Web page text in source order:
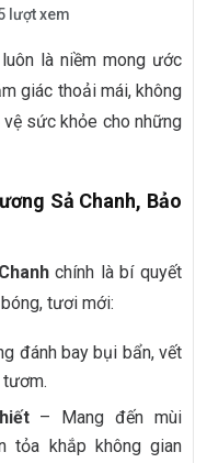
lượt xem
là niềm mong ước
giác thoải mái, không
sức khỏe cho những
Sả Chanh, Bảo
chính là bí quyết
tươi mới:
đánh bay bụi bẩn, vết
– Mang đến mùi
tỏa khắp không gian